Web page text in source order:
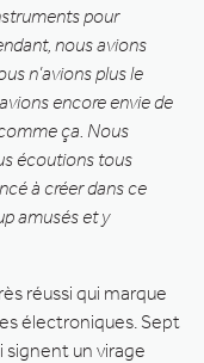
pour
nous avions
n’avions plus le
encore envie de
ça. Nous
écoutions tous
à créer dans ce
amusés et y
réussi qui marque
électroniques. Sept
signent un virage